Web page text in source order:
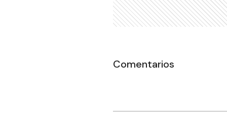
Comentarios